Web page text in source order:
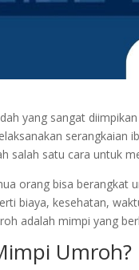
yang sangat
serangkaian
salah satu cara untuk
orang bisa berangkat
biaya, kesehatan,
adalah mimpi yang
Umroh?